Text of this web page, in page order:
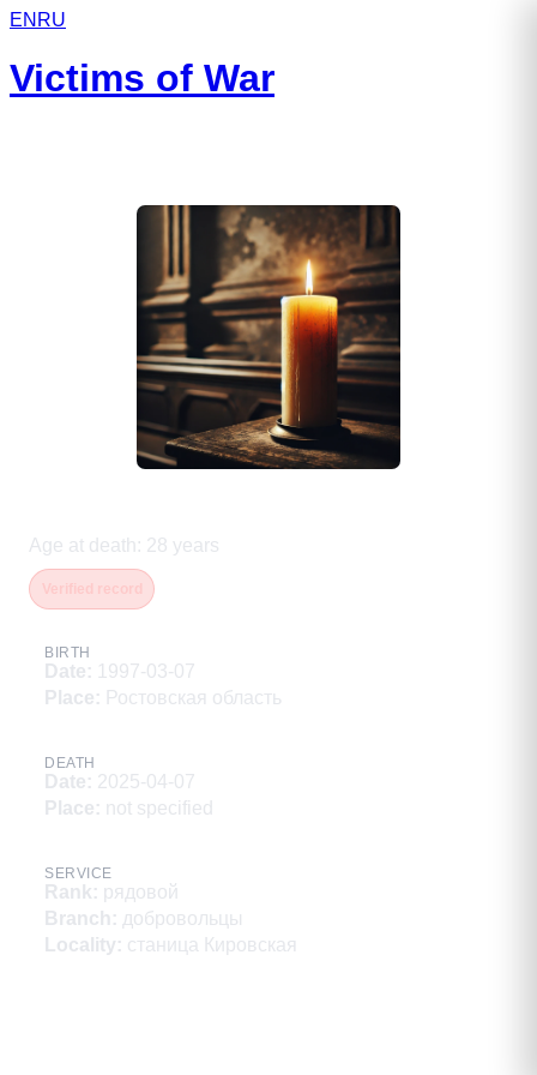
EN RU
Victims of War
Age at death : 28 years
BIRTH
Date: 1997-03-07
Place: Ростовская область
DEATH
Date: 2025-04-07
Place: not specified
SERVICE
Rank: рядовой
Branch : добровольцы
Locality: станица Кировская